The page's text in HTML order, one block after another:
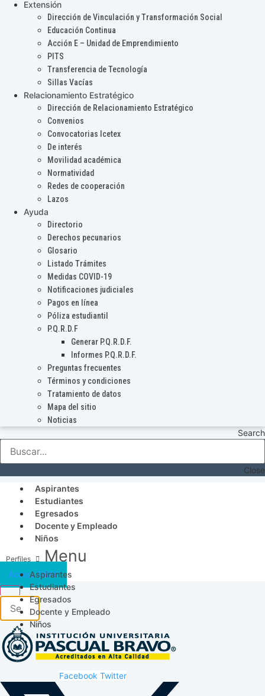
Extensión
Dirección de Vinculación y Transformación Social
Educación Continua
Acción E – Unidad de Emprendimiento
PITS
Transferencia de Tecnología
Sillas Vacías
Relacionamiento Estratégico
Dirección de Relacionamiento Estratégico
Convenios
Convocatorias Icetex
De interés
Movilidad académica
Normatividad
Redes de cooperación
Lazos
Ayuda
Directorio
Derechos pecunarios
Glosario
Listado Trámites
Medidas COVID-19
Notificaciones judiciales
Pagos en línea
Póliza estudiantil
P.Q.R.D.F
Generar P.Q.R.D.F.
Informes P.Q.R.D.F.
Preguntas frecuentes
Términos y condiciones
Tratamiento de datos
Mapa del sitio
Noticias
Search
Close
Aspirantes
Estudiantes
Egresados
Docente y Empleado
Niños
Menu
Aspirantes
Estudiantes
Egresados
Docente y Empleado
Niños
Acceso SICAU
Facebook Twitter